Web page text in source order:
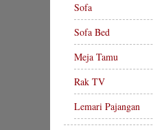
Sofa
Sofa Bed
Meja Tamu
Rak TV
Lemari Pajangan